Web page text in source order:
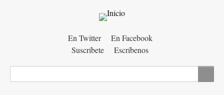
En Twitter
En Facebook
Suscríbete
Escríbenos